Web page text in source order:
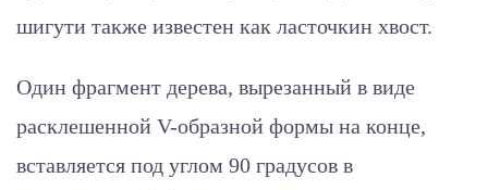
шигути также известен как ласточкин хвост.
Один фрагмент дерева, вырезанный в виде
расклешенной V-образной формы на конце,
вставляется под углом 90 градусов в